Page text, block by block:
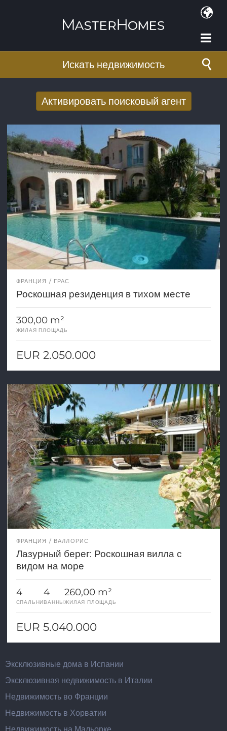
Искать недвижимость
Активировать поисковый агент
электронной почте
E-mail адрес *
ФРАНЦИЯ ГРАС
Роскошная резиденция в тихом месте
300,00 m²
ЖИЛАЯ ПЛОЩАДЬ
EUR 2.050.000
ФРАНЦИЯ ВАЛЛОРИС
Лазурный берег: Роскошная вилла с
видом на море
4
СПАЛЬНИ
4
ВАННЫ
260,00 m²
ЖИЛАЯ ПЛОЩАДЬ
EUR 5.040.000
Эксклюзивные дома в Испании
Эксклюзивная недвижимость в Италии
Недвижимость во Франции
Недвижимость в Хорватии
Недвижимость на Мальорке